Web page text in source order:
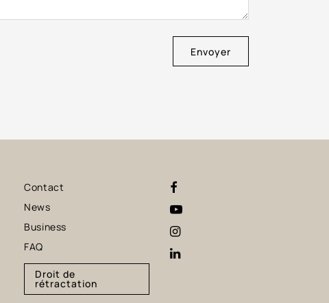
Envoyer
Contact
News
Business
FAQ
Droit de
rétractation